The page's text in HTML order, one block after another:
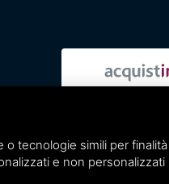
tecnologie simili per finalità
e non personalizzati